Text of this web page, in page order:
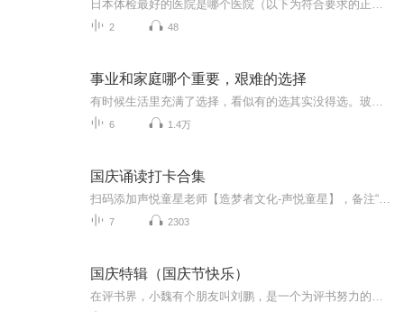
2 48
事业和家庭哪个重要，艰难的选择
6 1.4万
国庆诵读打卡合集
7 2303
国庆特辑（国庆节快乐）